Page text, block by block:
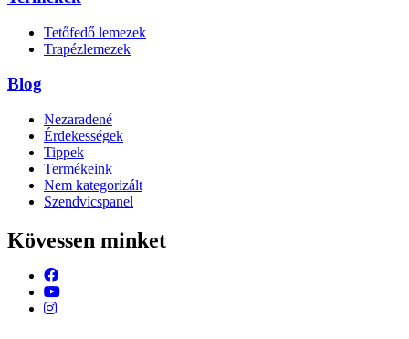
Tetőfedő lemezek
Trapézlemezek
Blog
Nezaradené
Érdekességek
Tippek
Termékeink
Nem kategorizált
Szendvicspanel
Kövessen minket